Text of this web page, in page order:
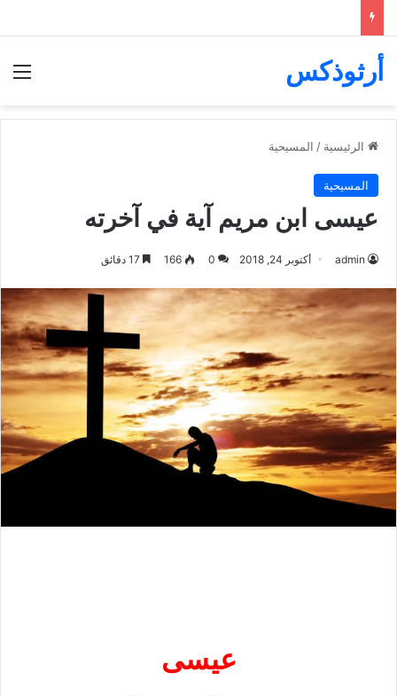
أرثوذكس
الرئيسية / المسيحية
المسيحية
عيسى ابن مريم آية في آخرته
admin أكتوبر 24, 2018 0
166
عيسى